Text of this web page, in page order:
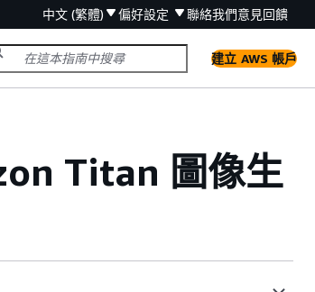
中文 (繁體) 偏好設定 聯絡我們意見回饋
建立 AWS 帳戶
Titan 圖像生